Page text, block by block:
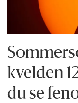
kvelden
du se